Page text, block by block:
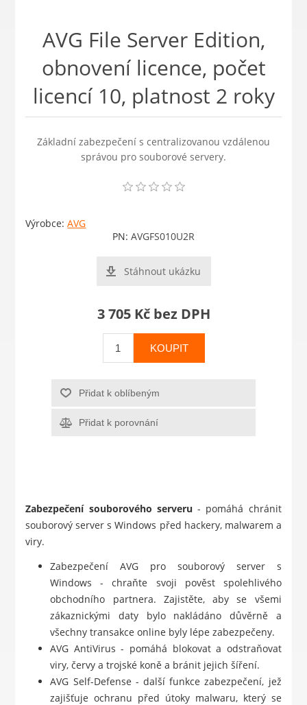
AVG File Server Edition,
obnovení licence, počet
licencí 10, platnost 2 roky
Základní zabezpečení s centralizovanou vzdálenou
správou pro souborové servery.
Výrobce: AVG
PN: AVGFS010U2R
Stáhnout ukázku
3 705 Kč bez DPH
KOUPIT
Přidat k oblíbeným
Přidat k porovnání
Zabezpečení souborového serveru - pomáhá chránit
souborový server s Windows před hackery, malwarem a
viry.
Zabezpečení AVG pro souborový server s
Windows - chraňte svoji pověst spolehlivého
obchodního partnera. Zajistěte, aby se všemi
zákaznickými daty bylo nakládáno důvěrně a
všechny transakce online byly lépe zabezpečeny.
AVG AntiVirus - pomáhá blokovat a odstraňovat
viry, červy a trojské koně a bránit jejich šíření.
AVG Self-Defense - další funkce zabezpečení, jež
zajišťuje ochranu před útoky malwaru, který se